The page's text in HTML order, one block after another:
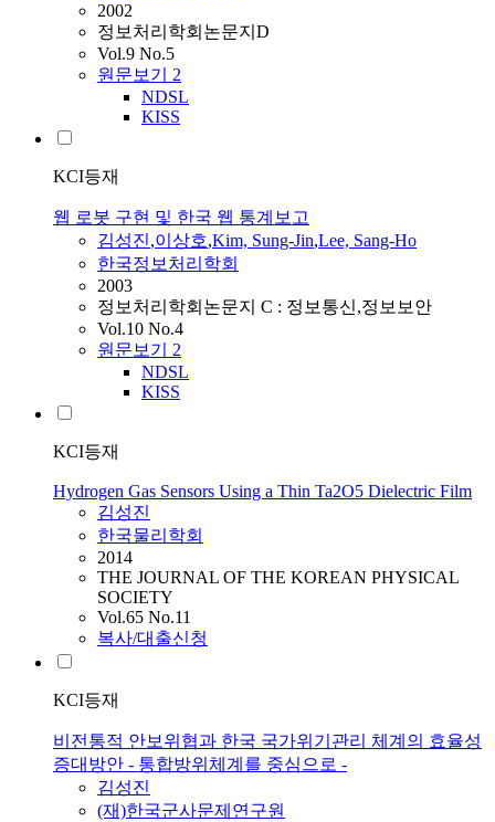
2002
정보처리학회논문지D
Vol.9 No.5
원문보기 2
NDSL
KISS
KCI등재
웹 로봇 구현 및 한국 웹 통계보고
김성진,이상호,Kim, Sung-Jin,Lee, Sang-Ho
한국정보처리학회
2003
정보처리학회논문지 C : 정보통신,정보보안
Vol.10 No.4
원문보기 2
NDSL
KISS
KCI등재
Hydrogen Gas Sensors Using a Thin Ta2O5 Dielectric Film
김성진
한국물리학회
2014
THE JOURNAL OF THE KOREAN PHYSICAL
SOCIETY
Vol.65 No.11
복사/대출신청
KCI등재
비전통적 안보위협과 한국 국가위기관리 체계의 효율성
증대방안 - 통합방위체계를 중심으로 -
김성진
(재)한국군사문제연구원